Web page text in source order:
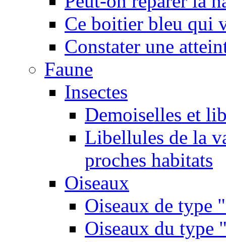
Ce boitier bleu qui
Constater une
Faune
Insectes
Demoiselles et
Libellules de la
proches habitats
Oiseaux
Oiseaux de type
Oiseaux du type